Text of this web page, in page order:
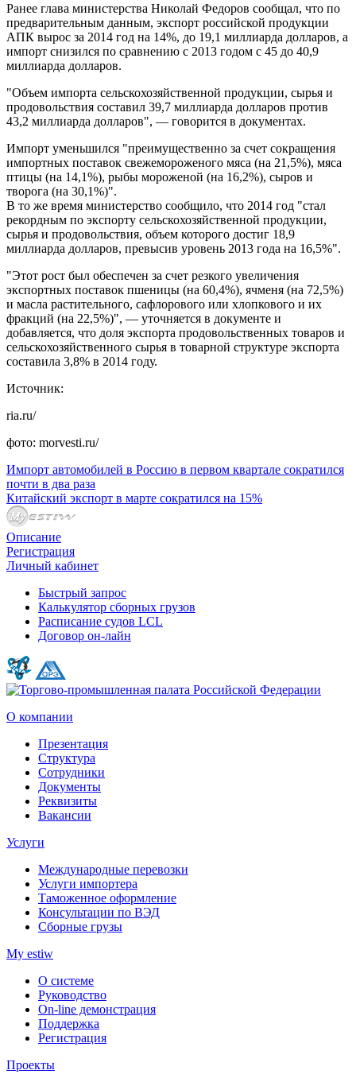
Ранее глава министерства Николай Федоров сообщал, что по
предварительным данным, экспорт российской продукции
АПК вырос за 2014 год на 14%, до 19,1 миллиарда долларов, а
импорт снизился по сравнению с 2013 годом c 45 до 40,9
миллиарда долларов.
"Объем импорта сельскохозяйственной продукции, сырья и
продовольствия составил 39,7 миллиарда долларов против
43,2 миллиарда долларов", — говорится в документах.
Импорт уменьшился "преимущественно за счет сокращения
импортных поставок свежемороженого мяса (на 21,5%), мяса
птицы (на 14,1%), рыбы мороженой (на 16,2%), сыров и
творога (на 30,1%)".
В то же время министерство сообщило, что 2014 год "стал
рекордным по экспорту сельскохозяйственной продукции,
сырья и продовольствия, объем которого достиг 18,9
миллиарда долларов, превысив уровень 2013 года на 16,5%".
"Этот рост был обеспечен за счет резкого увеличения
экспортных поставок пшеницы (на 60,4%), ячменя (на 72,5%)
и масла растительного, сафлорового или хлопкового и их
фракций (на 22,5%)", — уточняется в документе и
добавляется, что доля экспорта продовольственных товаров и
сельскохозяйственного сырья в товарной структуре экспорта
составила 3,8% в 2014 году.
Источник:
ria.ru/
фото: morvesti.ru/
Импорт автомобилей в Россию в первом квартале сократился
почти в два раза
Китайский экспорт в марте сократился на 15%
Описание
Регистрация
Личный кабинет
Быстрый запрос
Калькулятор сборных грузов
Расписание судов LCL
Договор он-лайн
О компании
Презентация
Структура
Сотрудники
Документы
Реквизиты
Вакансии
Услуги
Международные перевозки
Услуги импортера
Таможенное оформление
Консультации по ВЭД
Сборные грузы
My estiw
О системе
Руководство
On-line демонстрация
Поддержка
Регистрация
Проекты